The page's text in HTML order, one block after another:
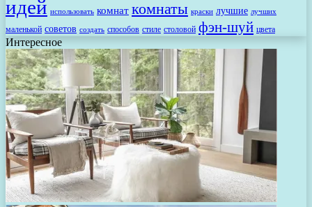
идей использовать комнат комнаты краски лучшие лучших
маленькой советов создать способов стиле столовой фэн-шуй цвета
Интересное